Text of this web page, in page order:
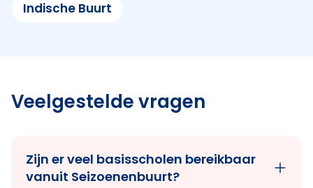
Indische Buurt
Veelgestelde vragen
Zijn er veel basisscholen bereikbaar
vanuit Seizoenenbuurt?